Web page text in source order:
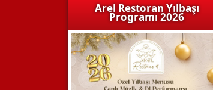
Arel Restoran Yılbaşı
Programı 2026